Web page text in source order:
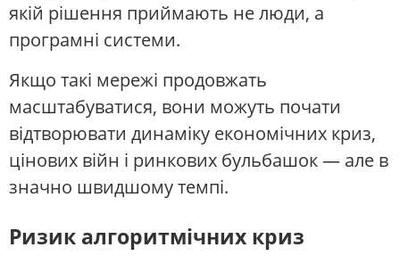
якій рішення приймають не люди, а
програмні системи.
Якщо такі мережі продовжать
масштабуватися, вони можуть почати
відтворювати динаміку економічних криз,
цінових війн і ринкових бульбашок — але в
значно швидшому темпі.
Ризик алгоритмічних криз